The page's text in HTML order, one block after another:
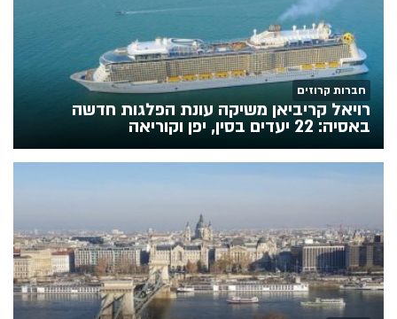
חברות קרוזים
רויאל קריביאן משיקה עונת הפלגות חדשה
באסיה: 22 יעדים בסין, יפן וקוריאה